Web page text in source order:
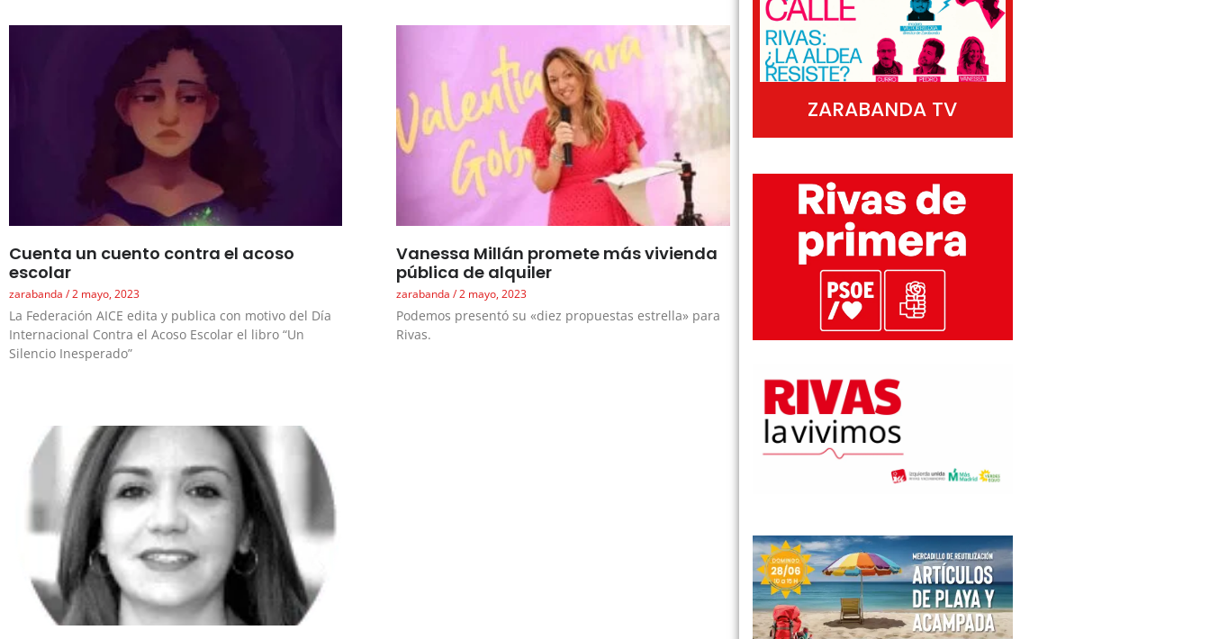
Cuenta un cuento contra el acoso
escolar
zarabanda 2 mayo, 2023
La Federación AICE edita y publica con motivo del Día
Internacional Contra el Acoso Escolar el libro “Un
Silencio Inesperado”
Vanessa Millán promete más vivienda
pública de alquiler
zarabanda 2 mayo, 2023
Podemos presentó su «diez propuestas estrella» para
Rivas.
ZARABANDA TV